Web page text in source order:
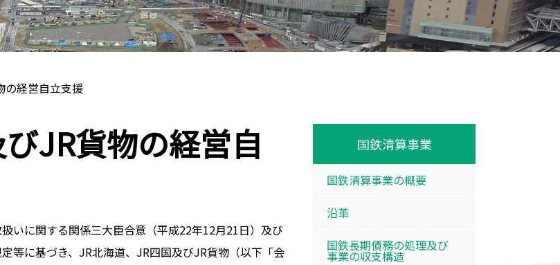
の経営自立支援
JR貨物の経営自
いに関する関係三大臣合意（平成22年12月21日）及び
等に基づき、JR北海道、JR四国及びJR貨物（以下「会
国鉄清算事業
国鉄清算事業の概要
沿革
国鉄長期債務の処理及び
事業の収支構造